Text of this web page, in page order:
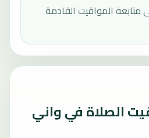
على متابعة المواقيت القادمة
الصلاة في واني